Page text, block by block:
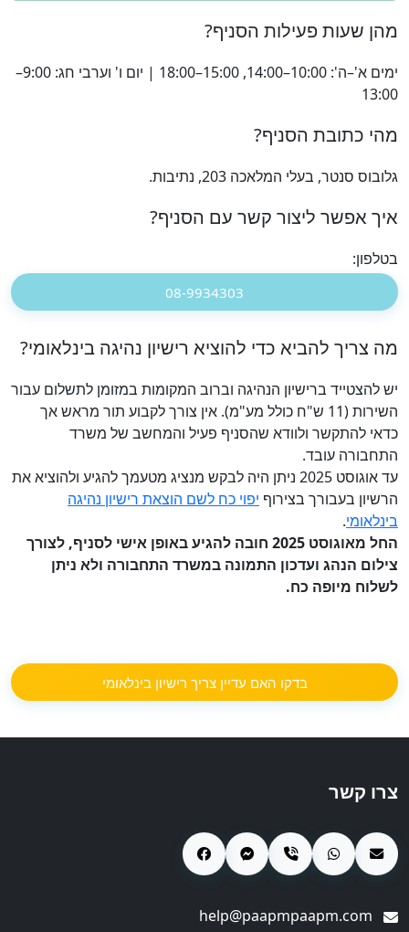
מהן שעות פעילות הסניף?
ימים א'–ה': 10:00–14:00, 15:00–18:00 | יום ו' וערבי חג: 9:00–
13:00
מהי כתובת הסניף?
גלובוס סנטר, בעלי המלאכה 203, נתיבות.
איך אפשר ליצור קשר עם הסניף?
בטלפון:
08-9934303
מה צריך להביא כדי להוציא רישיון נהיגה בינלאומי?
יש להצטייד ברישיון הנהיגה וברוב המקומות במזומן לתשלום עבור
השירות (11 ש"ח כולל מע"מ). אין צורך לקבוע תור מראש אך
כדאי להתקשר ולוודא שהסניף פעיל והמחשב של משרד
התחבורה עובד.
עד אוגוסט 2025 ניתן היה לבקש מנציג מטעמך להגיע ולהוציא את
הרשיון בעבורך בצירוף יפוי כח לשם הוצאת רישיון נהיגה
בינלאומי.
החל מאוגוסט 2025 חובה להגיע באופן אישי לסניף, לצורך
צילום הנהג ועדכון התמונה במשרד התחבורה ולא ניתן
לשלוח מיופה כח.
בדקו האם עדיין צריך רישיון בינלאומי
צרו קשר